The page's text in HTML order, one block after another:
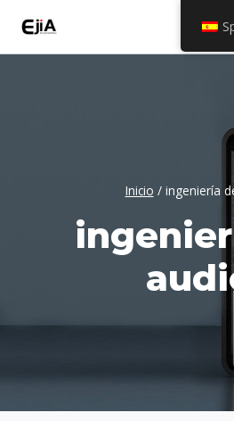
Inicio / ingeniería